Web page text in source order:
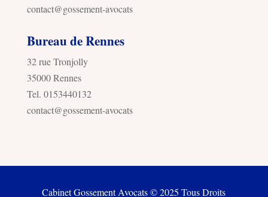
contact@gossement-avocats
Bureau de Rennes
32 rue Tronjolly
35000 Rennes
Tel. 0153440132
contact@gossement-avocats
Cabinet Gossement Avocats © 2025 Tous Droits